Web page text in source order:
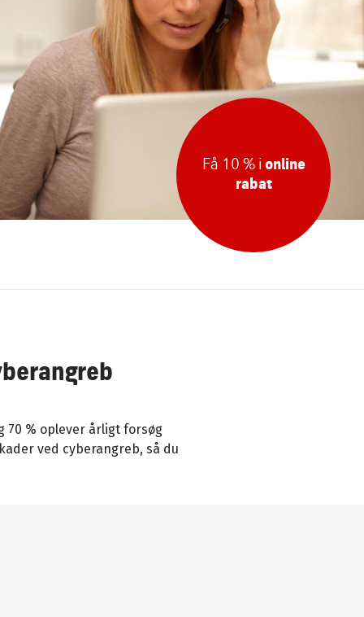
Få 10 % i online
rabat
70 % oplever årligt forsøg
ved cyberangreb, så du